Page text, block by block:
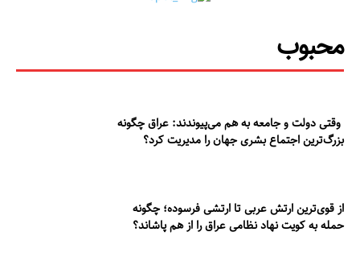
محبوب
وقتی دولت و جامعه به هم می‌پیوندند: عراق چگونه
بزرگ‌ترین اجتماع بشری جهان را مدیریت کرد؟
از قوی‌ترین ارتش عربی تا ارتشی فرسوده؛ چگونه
حمله به کویت نهاد نظامی عراق را از هم پاشاند؟